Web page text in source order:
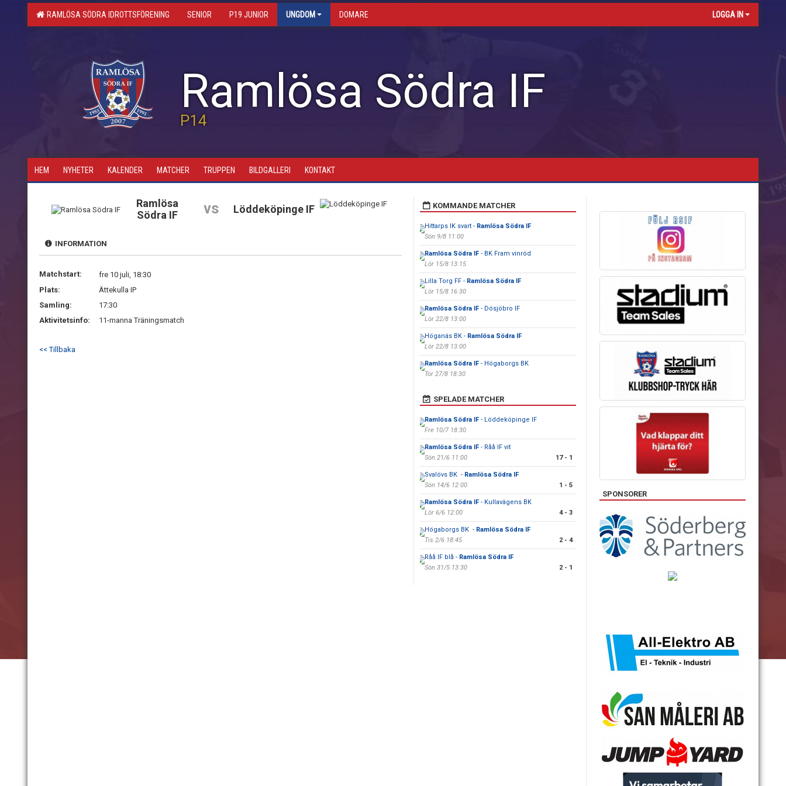
RAMLÖSA SÖDRA IDROTTSFÖRENING SENIOR P19 JUNIOR UNGDOM DOMARE LOGGA IN
Ramlösa Södra IF
P14
HEM NYHETER KALENDER MATCHER TRUPPEN BILDGALLERI KONTAKT
Ramlösa
Södra IF
vs Löddeköpinge IF
INFORMATION
Matchstart:
fre 10 juli, 18:30
Plats:
Ättekulla IP
Samling:
17:30
Aktivitetsinfo:
11-manna Träningsmatch
<< Tillbaka
KOMMANDE MATCHER
Hittarps IK svart - Ramlösa Södra IF
Sön 9/8 11:00
Ramlösa Södra IF- BK Fram vinröd
Lör 15/8 13:15
Lilla Torg FF - Ramlösa Södra IF
Lör 15/8 16:30
Ramlösa Södra IF- Dösjöbro IF
Lör 22/8 13:00
Höganäs BK - Ramlösa Södra IF
Lör 22/8 13:00
Ramlösa Södra IF- Högaborgs BK
Tor 27/8 18:30
SPELADE MATCHER
Ramlösa Södra IF- Löddeköpinge IF
Fre 10/7 18:30
Ramlösa Södra IF- Råå IF vit
Sön 21/6 11:00
17 - 1
Svalövs BK - Ramlösa Södra IF
Sön 14/6 12:00
1 - 5
Ramlösa Södra IF- Kullavägens BK
Lör 6/6 12:00
4 - 3
Högaborgs BK - Ramlösa Södra IF
Tis 2/6 18:45
2 - 4
Råå IF blå - Ramlösa Södra IF
Sön 31/5 13:30
2 - 1
SPONSORER